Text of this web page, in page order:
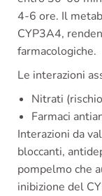
4-6 ore. Il
CYP3A4,
farmacologiche.
Le interazioni
Nitrati
Farmaci
Interazioni da
bloccanti,
pompelmo che
inibizione del